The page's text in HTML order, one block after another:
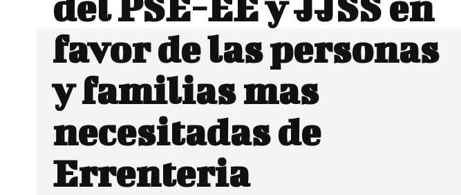
favor de las personas
y familias mas
necesitadas de
Errenteria